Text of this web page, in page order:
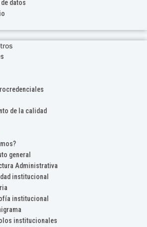
datos
de la calidad
general
Administrativa
institucional
institucional
institucionales